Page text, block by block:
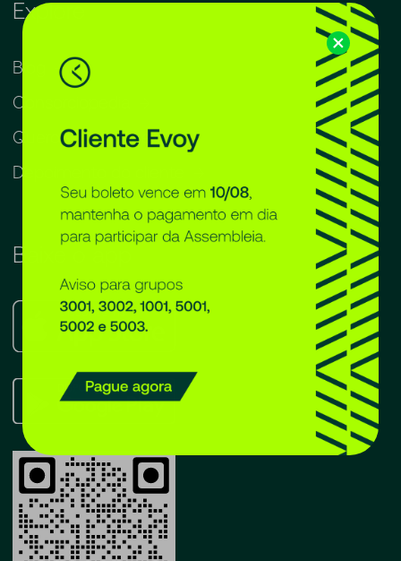
Explore
Blog
Consorciopedia
Quero ser franqueado
Depoimento do cliente
Baixe o app
Apple
Google